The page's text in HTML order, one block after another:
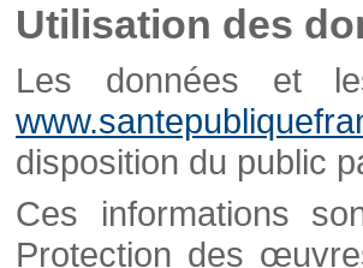
Utilisation des
Les données et
disposition du public
Ces informations
Protection des